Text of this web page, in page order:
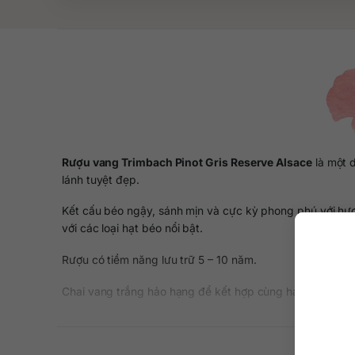
Rượu vang Trimbach Pinot Gris Reserve Alsacelà một
lánh tuyệt đẹp.
Kết cấu béo ngậy, sánh mịn và cực kỳ phong phú với
với các loại hạt béo nổi bật.
Rượu có tiềm năng lưu trữ 5 – 10 năm.
Chai vang trắng hảo hạng để kết hợp cùng hải sản,